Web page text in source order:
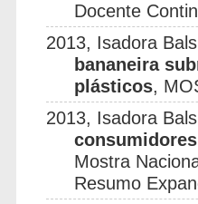
Docente
2013, Isadora
bananeira
plásticos,
2013, Isadora
Mostra
Resumo